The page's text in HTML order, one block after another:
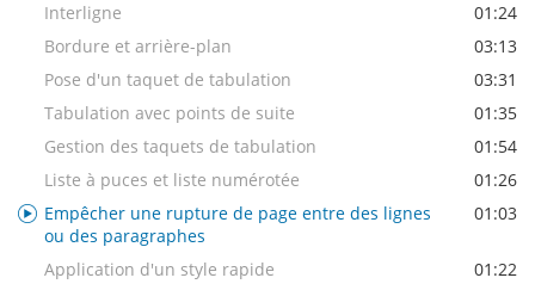
Interligne
01:24
Bordure et arrière-plan
03:13
Pose d'un taquet de tabulation
03:31
Tabulation avec points de suite
01:35
Gestion des taquets de tabulation
01:54
Liste à puces et liste numérotée
01:26
Empêcher une rupture de page entre des lignes
ou des paragraphes
01:03
Application d'un style rapide
01:22